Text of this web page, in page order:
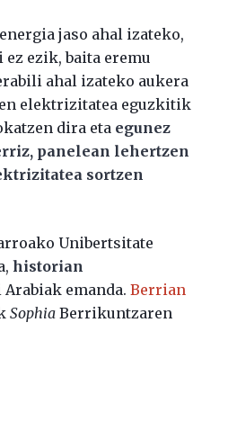
jaso ahal izateko,
ezik, baita eremu
ahal izateko aukera
elektrizitatea eguzkitik
dira eta egunez
panelean lehertzen
sortzen
Unibertsitate
historian
Arabiak emanda.Berrian
Sophia Berrikuntzaren